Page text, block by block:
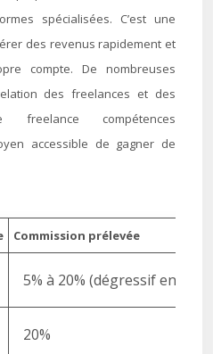
spécialisées. C’est une
des revenus rapidement et
compte. De nombreuses
des freelances et des
compétences
accessible de gagner de
Commission prélevée
5% à 20% (dégressif en
20%